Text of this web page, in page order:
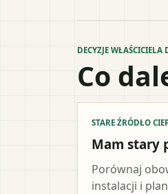
DECYZJE WŁAŚCICIELA
Co
STARE ŹRÓDŁO
Mam stary
Porównaj
instalacji i